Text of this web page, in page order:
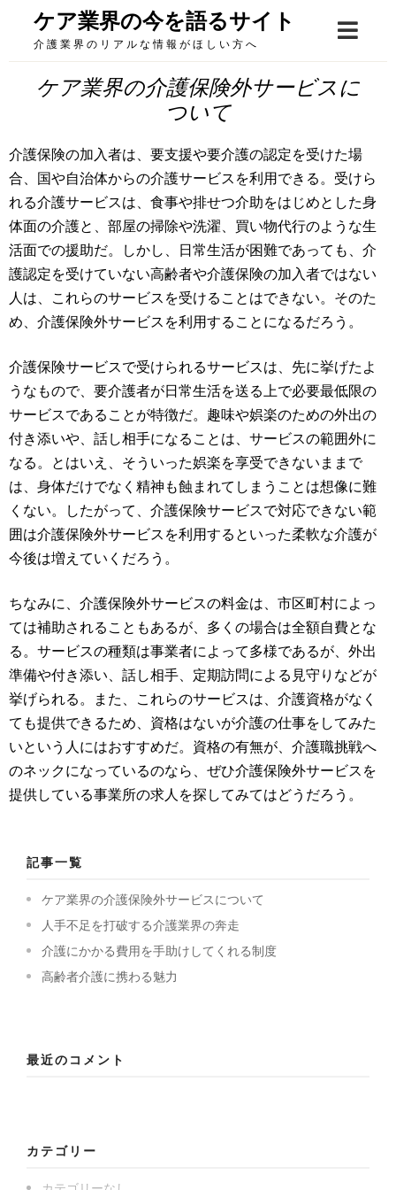
content
ケア業界の今を語るサイト
介護業界のリアルな情報がほしい方へ
ケア業界の介護保険外サービスに
ついて
介護保険の加入者は、要支援や要介護の認定を受けた場
合、国や自治体からの介護サービスを利用できる。受けら
れる介護サービスは、食事や排せつ介助をはじめとした身
体面の介護と、部屋の掃除や洗濯、買い物代行のような生
活面での援助だ。しかし、日常生活が困難であっても、介
護認定を受けていない高齢者や介護保険の加入者ではない
人は、これらのサービスを受けることはできない。そのた
め、介護保険外サービスを利用することになるだろう。
介護保険サービスで受けられるサービスは、先に挙げたよ
うなもので、要介護者が日常生活を送る上で必要最低限の
サービスであることが特徴だ。趣味や娯楽のための外出の
付き添いや、話し相手になることは、サービスの範囲外に
なる。とはいえ、そういった娯楽を享受できないままで
は、身体だけでなく精神も蝕まれてしまうことは想像に難
くない。したがって、介護保険サービスで対応できない範
囲は介護保険外サービスを利用するといった柔軟な介護が
今後は増えていくだろう。
ちなみに、介護保険外サービスの料金は、市区町村によっ
ては補助されることもあるが、多くの場合は全額自費とな
る。サービスの種類は事業者によって多様であるが、外出
準備や付き添い、話し相手、定期訪問による見守りなどが
挙げられる。また、これらのサービスは、介護資格がなく
ても提供できるため、資格はないが介護の仕事をしてみた
いという人にはおすすめだ。資格の有無が、介護職挑戦へ
のネックになっているのなら、ぜひ介護保険外サービスを
提供している事業所の求人を探してみてはどうだろう。
記事一覧
ケア業界の介護保険外サービスについて
人手不足を打破する介護業界の奔走
介護にかかる費用を手助けしてくれる制度
高齢者介護に携わる魅力
最近のコメント
カテゴリー